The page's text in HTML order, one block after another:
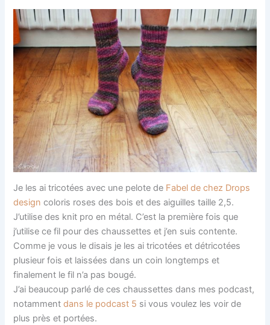
Je les ai tricotées avec une pelote de Fabel de chez Drops
design coloris roses des bois et des aiguilles taille 2,5.
J’utilise des knit pro en métal. C’est la première fois que
j’utilise ce fil pour des chaussettes et j’en suis contente.
Comme je vous le disais je les ai tricotées et détricotées
plusieur fois et laissées dans un coin longtemps et
finalement le fil n’a pas bougé.
J’ai beaucoup parlé de ces chaussettes dans mes podcast,
notammentdans le podcast 5 si vous voulez les voir de
plus près et portées.